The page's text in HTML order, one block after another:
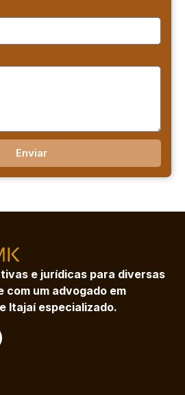
Enviar
e jurídicas para diversas
com um advogado em
Itajaí especializado.